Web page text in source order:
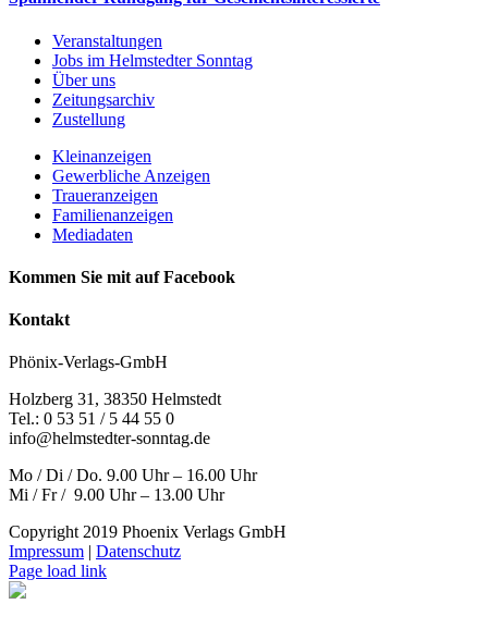
Veranstaltungen
Jobs im Helmstedter Sonntag
Über uns
Zeitungsarchiv
Zustellung
Kleinanzeigen
Gewerbliche Anzeigen
Traueranzeigen
Familienanzeigen
Mediadaten
Kommen Sie mit auf Facebook
Kontakt
Phönix-Verlags-GmbH
Holzberg 31, 38350 Helmstedt
Tel.: 0 53 51 / 5 44 55 0
info@helmstedter-sonntag.de
Mo / Di / Do. 9.00 Uhr – 16.00 Uhr
Mi / Fr / 9.00 Uhr – 13.00 Uhr
Copyright 2019 Phoenix Verlags GmbH
Impressum
Datenschutz
Page load link